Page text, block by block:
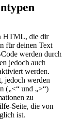
HTML, die dir
für deinen Text
werden durch
jedoch auch
werden.
jedoch werden
(„<“ und „>“)
zu
Seite, die von
ist.